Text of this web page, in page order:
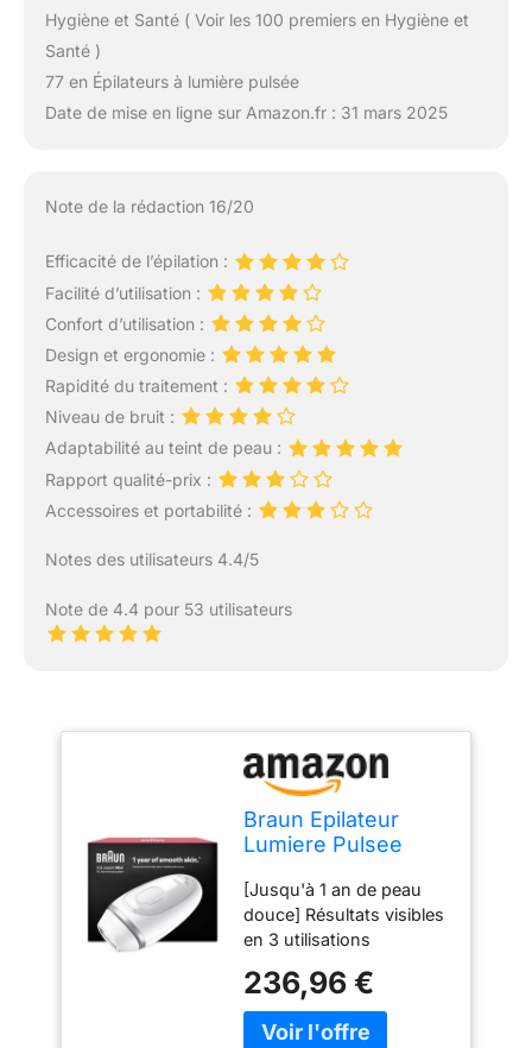
Hygiène et Santé ( Voir les 100 premiers en Hygiène et
Santé )
77 en Épilateurs à lumière pulsée
Date de mise en ligne sur Amazon.fr : 31 mars 2025
Note de la rédaction 16/20
Efficacité de l’épilation :
Facilité d’utilisation :
Confort d’utilisation :
Design et ergonomie :
Rapidité du traitement :
Niveau de bruit :
Adaptabilité au teint de peau :
Rapport qualité-prix :
Accessoires et portabilité :
Notes des utilisateurs 4.4/5
Note de 4.4 pour 53 utilisateurs
Braun Epilateur
Lumiere Pulsee
PL1100 Au Design
Compact, Epilation
Semi-Définitive,
Alternative Au Laser
Facile A Emporter,
Capteur De Peau
[Jusqu'à 1 an de peau
douce] Résultats visibles
en 3 utilisations
programme, les résultats
peuvent varier selon les
individus). Si facile à
236,96 €